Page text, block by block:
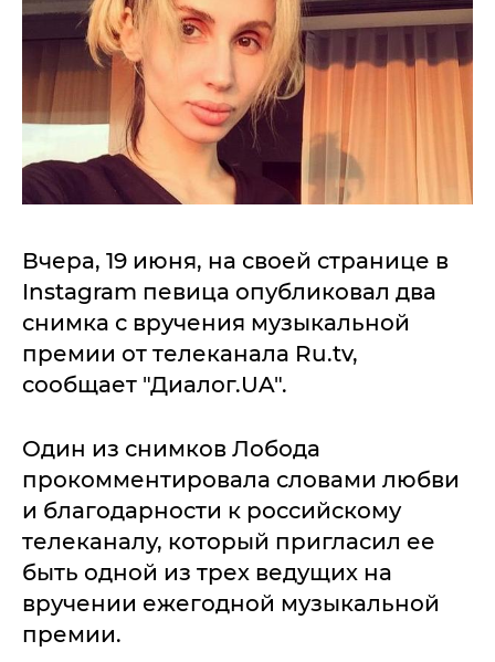
Вчера, 19 июня, на своей странице в
Instagram певица опубликовал два
снимка с вручения музыкальной
премии от телеканала Ru.tv,
сообщает "Диалог.UA".
Один из снимков Лобода
прокомментировала словами любви
и благодарности к российскому
телеканалу, который пригласил ее
быть одной из трех ведущих на
вручении ежегодной музыкальной
премии.